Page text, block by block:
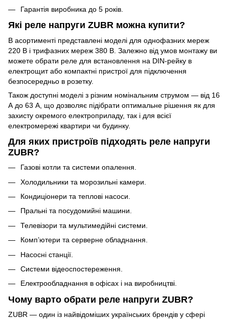
Гарантія виробника до 5 років.
Які реле напруги ZUBR можна купити?
В асортименті представлені моделі для однофазних мереж
220 В і трифазних мереж 380 В. Залежно від умов монтажу ви
можете обрати реле для встановлення на DIN-рейку в
електрощит або компактні пристрої для підключення
безпосередньо в розетку.
Також доступні моделі з різним номінальним струмом — від 16
А до 63 А, що дозволяє підібрати оптимальне рішення як для
захисту окремого електроприладу, так і для всієї
електромережі квартири чи будинку.
Для яких пристроїв підходять реле напруги
ZUBR?
Газові котли та системи опалення.
Холодильники та морозильні камери.
Кондиціонери та теплові насоси.
Пральні та посудомийні машини.
Телевізори та мультимедійні системи.
Комп’ютери та серверне обладнання.
Насосні станції.
Системи відеоспостереження.
Електрообладнання в офісах і на виробництві.
Чому варто обрати реле напруги ZUBR?
ZUBR — один із найвідоміших українських брендів у сфері